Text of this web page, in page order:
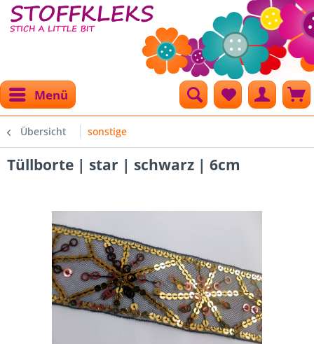
Menü
Übersicht sonstige
Tüllborte | star | schwarz | 6cm